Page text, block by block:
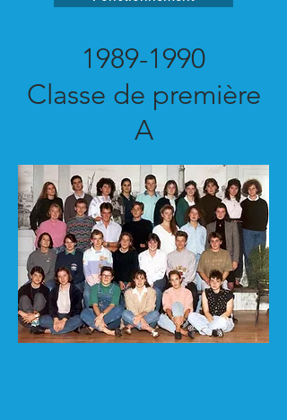
1989-1990
Classe de première
A